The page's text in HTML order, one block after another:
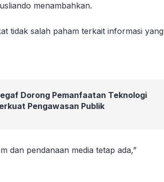
menambahkan.
tidak salah paham terkait informasi yang
Dorong Pemanfaatan Teknologi
Pengawasan Publik
dan pendanaan media tetap ada,”